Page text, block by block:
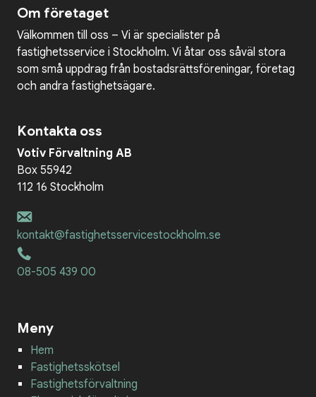
Om företaget
Välkommen till oss – Vi är specialister på
fastighetsservice i Stockholm. Vi åtar oss såväl stora
som små uppdrag från bostadsrättsföreningar, företag
och andra fastighetsägare.
Kontakta oss
Votiv Förvaltning AB
Box 55942
112 16 Stockholm
kontakt@fastighetsservicestockholm.se
08-505 439 00
Meny
Hem
Fastighetsskötsel
Fastighetsförvaltning